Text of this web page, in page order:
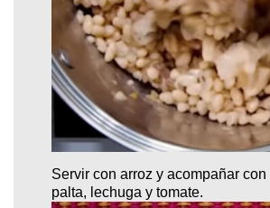
Servir con arroz y acompañar
palta, lechuga y tomate.